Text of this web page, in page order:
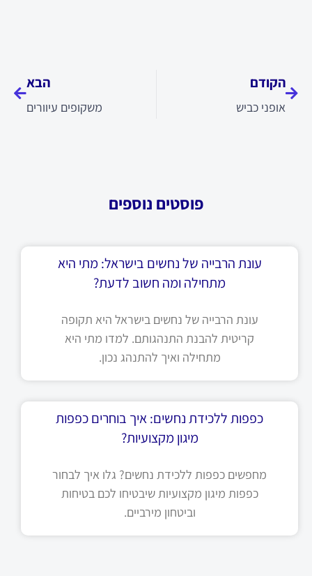
הקודם
אופני כביש
הבא
משקופים עיוורים
פוסטים נוספים
עונת הרבייה של נחשים בישראל: מתי היא
מתחילה ומה חשוב לדעת?
עונת הרבייה של נחשים בישראל היא תקופה
קריטית להבנת התנהגותם. למדו מתי היא
מתחילה ואיך להתנהג נכון.
כפפות ללכידת נחשים: איך בוחרים כפפות
מיגון מקצועיות?
מחפשים כפפות ללכידת נחשים? גלו איך לבחור
כפפות מיגון מקצועיות שיבטיחו לכם בטיחות
וביטחון מירביים.